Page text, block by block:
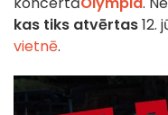
kas tiks atvērtas12.
vietnē.